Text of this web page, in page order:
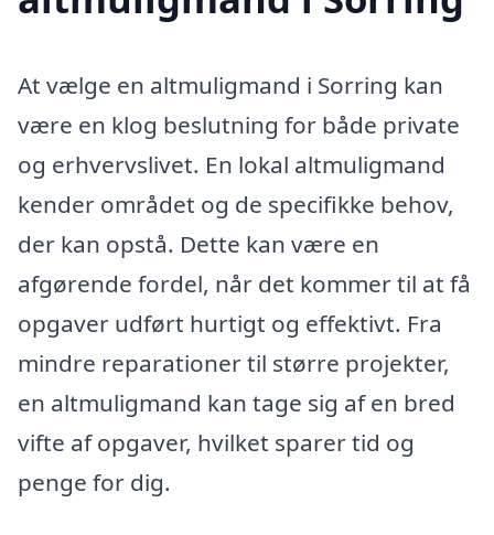
At vælge en altmuligmand i Sorring kan
være en klog beslutning for både private
og erhvervslivet. En lokal altmuligmand
kender området og de specifikke behov,
der kan opstå. Dette kan være en
afgørende fordel, når det kommer til at få
opgaver udført hurtigt og effektivt. Fra
mindre reparationer til større projekter,
en altmuligmand kan tage sig af en bred
vifte af opgaver, hvilket sparer tid og
penge for dig.